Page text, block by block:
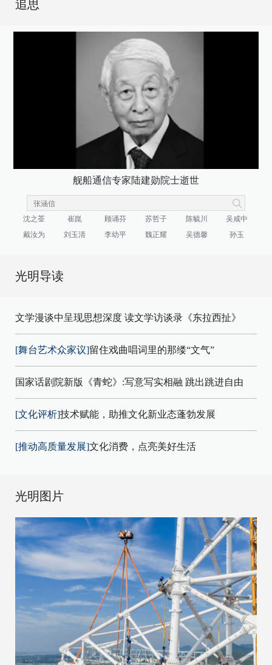
追思
舰船通信专家陆建勋院士逝世
沈之荃 崔崑 顾诵芬 苏哲子 陈毓川
吴咸中
戴汝为
刘玉清 李幼平 魏正耀 吴德馨 孙玉
光明导读
文学漫谈中呈现思想深度 读文学访谈录《东拉西扯》
[舞台艺术众家议]留住戏曲唱词里的那缕“文气”
国家话剧院新版《青蛇》:写意写实相融 跳出跳进自由
[文化评析]技术赋能，助推文化新业态蓬勃发展
[推动高质量发展]文化消费，点亮美好生活
光明图片